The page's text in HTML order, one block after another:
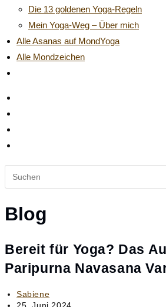
panel.
Die 13 goldenen Yoga-Regeln
Mein Yoga-Weg – Über mich
Alle Asanas auf MondYoga
Alle Mondzeichen
Website
durchsuchen
Blog
Bereit für Yoga? Das
Paripurna Navasana
Beitrags-
Autor:
Sabiene
Beitrag